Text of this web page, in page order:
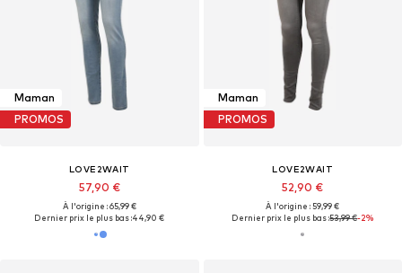
Maman
PROMOS
LOVE2WAIT
57,90 €
À l'origine : 65,99 €
Dernier prix le plus bas :44,90 €
Maman
PROMOS
LOVE2WAIT
52,90 €
À l'origine : 59,99 €
Dernier prix le plus bas :53,99 €-2%